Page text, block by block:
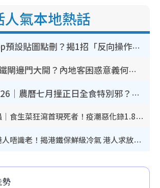
人氣本地熱話
WhatsApp預設貼圖點刪？揭1招「反向操作」還原簡潔介面 附3步實測教學
香港山邊鐵閘邊門大開？內地客困惑意義何在！網民神回覆：呢種叫法理性防禦
鬼門開2026｜農曆七月撞正日全食特別邪？專家警告切忌做一事！揭4大禁忌+2招保平安
奪命寄生蟲｜食生菜狂瀉首現死者！疫潮惡化錄1.8萬宗病例 揭洗菜3大謬誤
內地客歎港人唔識老！揭港鐵保鮮級冷氣 港人求放過：咪投訴